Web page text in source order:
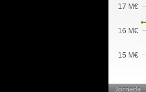
15 M€
16 M€
17 M€
Jornada